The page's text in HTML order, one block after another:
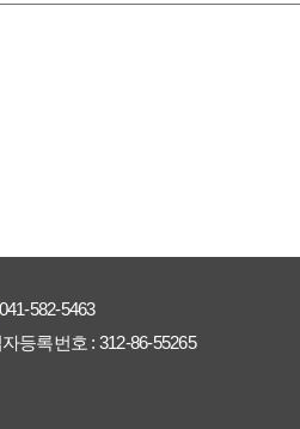
041-582-5463
등록번호 : 312-86-55265